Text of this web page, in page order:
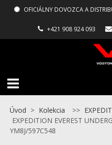
OFICIÁLNY DOVOZCA A
+421 908 924 093
Úvod > Kolekcia >>
EXPEDITION EVEREST
YM8J/597C548